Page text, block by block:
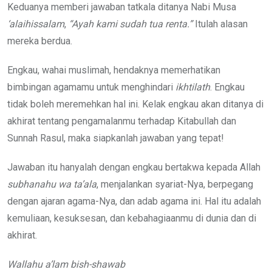
Keduanya memberi jawaban tatkala ditanya Nabi Musa
‘alaihissalam, “Ayah kami sudah tua renta.”Itulah alasan
mereka berdua.
Engkau, wahai muslimah, hendaknya memerhatikan
bimbingan agamamu untuk menghindari ikhtilath. Engkau
tidak boleh meremehkan hal ini. Kelak engkau akan ditanya di
akhirat tentang pengamalanmu terhadap Kitabullah dan
Sunnah Rasul, maka siapkanlah jawaban yang tepat!
Jawaban itu hanyalah dengan engkau bertakwa kepada Allah
subhanahu wa ta’ala, menjalankan syariat-Nya, berpegang
dengan ajaran agama-Nya, dan adab agama ini. Hal itu adalah
kemuliaan, kesuksesan, dan kebahagiaanmu di dunia dan di
akhirat.
Wallahu a’lam bish-shawab